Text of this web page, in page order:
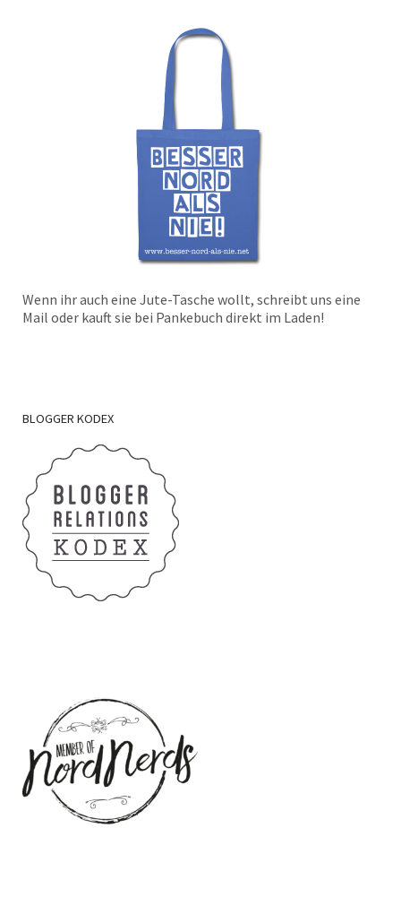
Wenn ihr auch eine Jute-Tasche wollt, schreibt uns eine
Mail oder kauft sie bei Pankebuch direkt im Laden!
BLOGGER KODEX